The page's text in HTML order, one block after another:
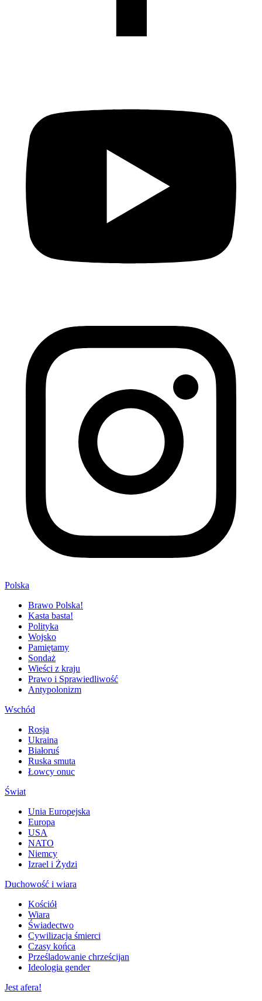
Polska
Brawo Polska!
Kasta basta!
Polityka
Wojsko
Pamiętamy
Sondaż
Wieści z kraju
Prawo i Sprawiedliwość
Antypolonizm
Wschód
Rosja
Ukraina
Białoruś
Ruska smuta
Łowcy onuc
Świat
Unia Europejska
Europa
USA
NATO
Niemcy
Izrael i Żydzi
Duchowość i wiara
Kościół
Wiara
Świadectwo
Cywilizacja śmierci
Czasy końca
Prześladowanie chrześcijan
Ideologia gender
Jest afera!